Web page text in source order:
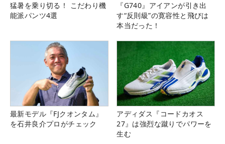
猛暑を乗り切る！ こだわり機
能派パンツ4選
『G740』アイアンが引き出
す“反則級”の寛容性と飛びは
本当だった！
最新モデル『FJクオンタム』
を石井良介プロがチェック
アディダス『コードカオス
27』は強烈な蹴りでパワーを
生む